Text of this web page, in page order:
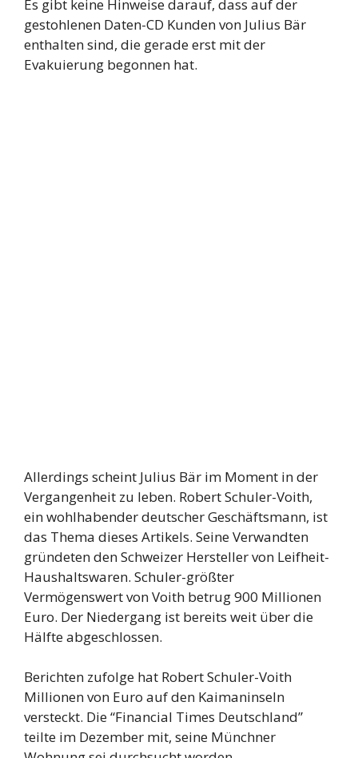
Es gibt keine Hinweise darauf, dass auf der
gestohlenen Daten-CD Kunden von Julius Bär
enthalten sind, die gerade erst mit der
Evakuierung begonnen hat.
Allerdings scheint Julius Bär im Moment in der
Vergangenheit zu leben. Robert Schuler-Voith,
ein wohlhabender deutscher Geschäftsmann, ist
das Thema dieses Artikels. Seine Verwandten
gründeten den Schweizer Hersteller von Leifheit-
Haushaltswaren. Schuler-größter
Vermögenswert von Voith betrug 900 Millionen
Euro. Der Niedergang ist bereits weit über die
Hälfte abgeschlossen.
Berichten zufolge hat Robert Schuler-Voith
Millionen von Euro auf den Kaimaninseln
versteckt. Die “Financial Times Deutschland”
teilte im Dezember mit, seine Münchner